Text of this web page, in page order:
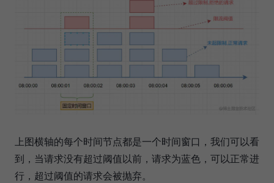
上图横轴的每个时间节点都是一个时间窗口，我们可以看
到，当请求没有超过阈值以前，请求为蓝色，可以正常进
行，超过阈值的请求会被抛弃。